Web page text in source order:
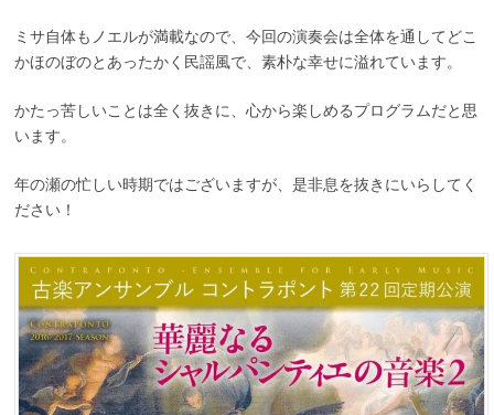
ミサ自体もノエルが満載なので、今回の演奏会は全体を通してどこ
かほのぼのとあったかく民謡風で、素朴な幸せに溢れています。
かたっ苦しいことは全く抜きに、心から楽しめるプログラムだと思
います。
年の瀬の忙しい時期ではございますが、是非息を抜きにいらしてく
ださい！